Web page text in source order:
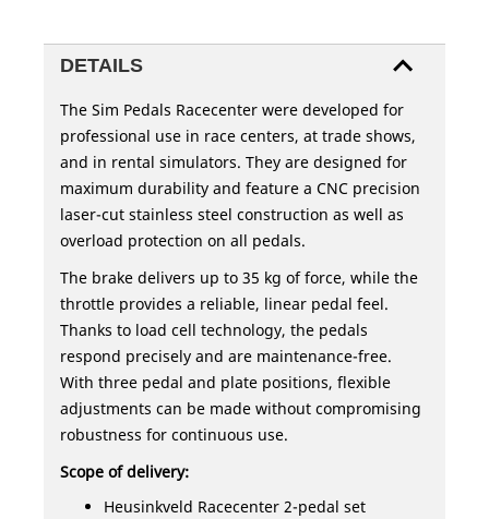
DETAILS
The Sim Pedals Racecenter were developed for
professional use in race centers, at trade shows,
and in rental simulators. They are designed for
maximum durability and feature a CNC precision
laser-cut stainless steel construction as well as
overload protection on all pedals.
The brake delivers up to 35 kg of force, while the
throttle provides a reliable, linear pedal feel.
Thanks to load cell technology, the pedals
respond precisely and are maintenance-free.
With three pedal and plate positions, flexible
adjustments can be made without compromising
robustness for continuous use.
Scope of delivery:
Heusinkveld Racecenter 2-pedal set